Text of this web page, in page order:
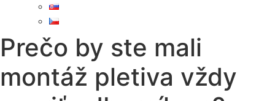
Prečo by ste mali
montáž pletiva vždy